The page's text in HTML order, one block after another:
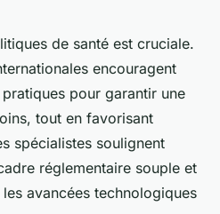
de santé est cruciale.
encouragent
pour garantir une
tout en favorisant
spécialistes soulignent
réglementaire souple et
avancées technologiques